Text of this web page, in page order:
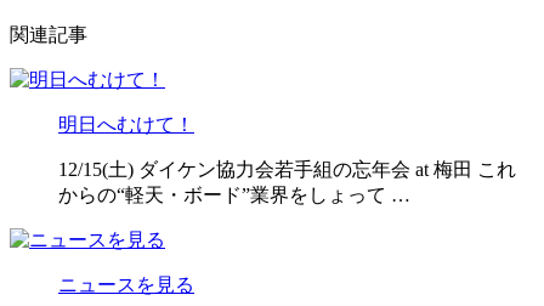
関連記事
明日へむけて！
12/15(土) ダイケン協力会若手組の忘年会 at 梅田 これ
からの“軽天・ボード”業界をしょって …
ニュースを見る